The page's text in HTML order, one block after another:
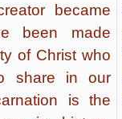
became
been made
of Christ who
share in our
is the